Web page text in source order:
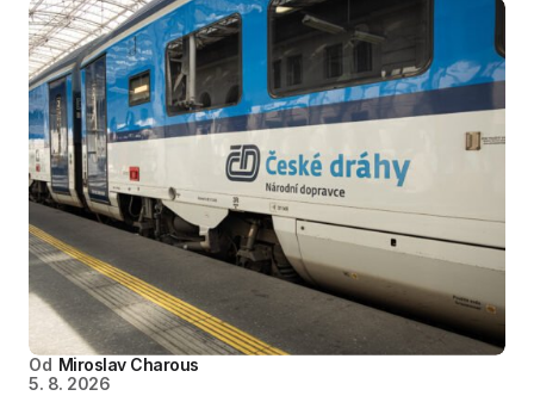
Od Miroslav Charous
5. 8. 2026